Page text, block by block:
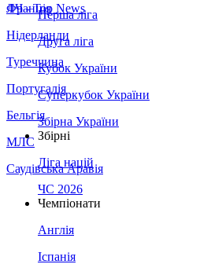
Франція
Нідерланди
Туреччина
Португалія
Бельгія
МЛС
Саудівська Аравія
ЛЧ - Top News
Перша ліга
Друга ліга
Кубок України
Суперкубок України
Збірна України
Збірні
Ліга націй
ЧС 2026
Чемпіонати
Англія
Іспанія